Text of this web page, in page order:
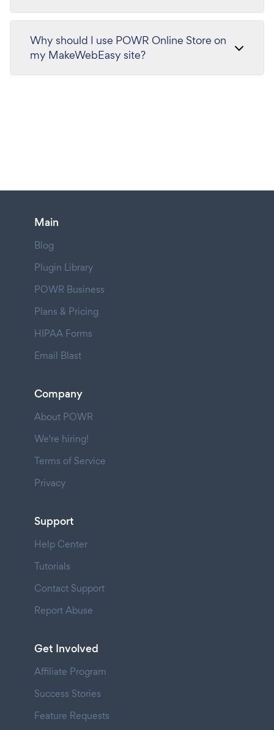
Why should I use POWR Online Store on
my MakeWebEasy site?
Main
Blog
Plugin Library
POWR Business
Plans & Pricing
HIPAA Forms
Email Blast
Company
About POWR
We're hiring!
Terms of Service
Privacy
Support
Help Center
Tutorials
Contact Support
Report Abuse
Get Involved
Affiliate Program
Success Stories
Feature Requests